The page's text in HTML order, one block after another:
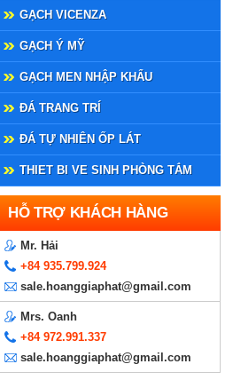
GẠCH VICENZA
GẠCH Ý MỸ
GẠCH MEN NHẬP KHẨU
ĐÁ TRANG TRÍ
ĐÁ TỰ NHIÊN ỐP LÁT
THIET BI VE SINH PHÒNG TẮM
HỖ TRỢ KHÁCH HÀNG
Mr. Hải
+84 935.799.924
sale.hoanggiaphat@gmail.com
Mrs. Oanh
+84 972.991.337
sale.hoanggiaphat@gmail.com